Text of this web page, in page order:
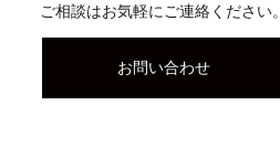
ご相談はお気軽にご連絡ください。
お問い合わせ